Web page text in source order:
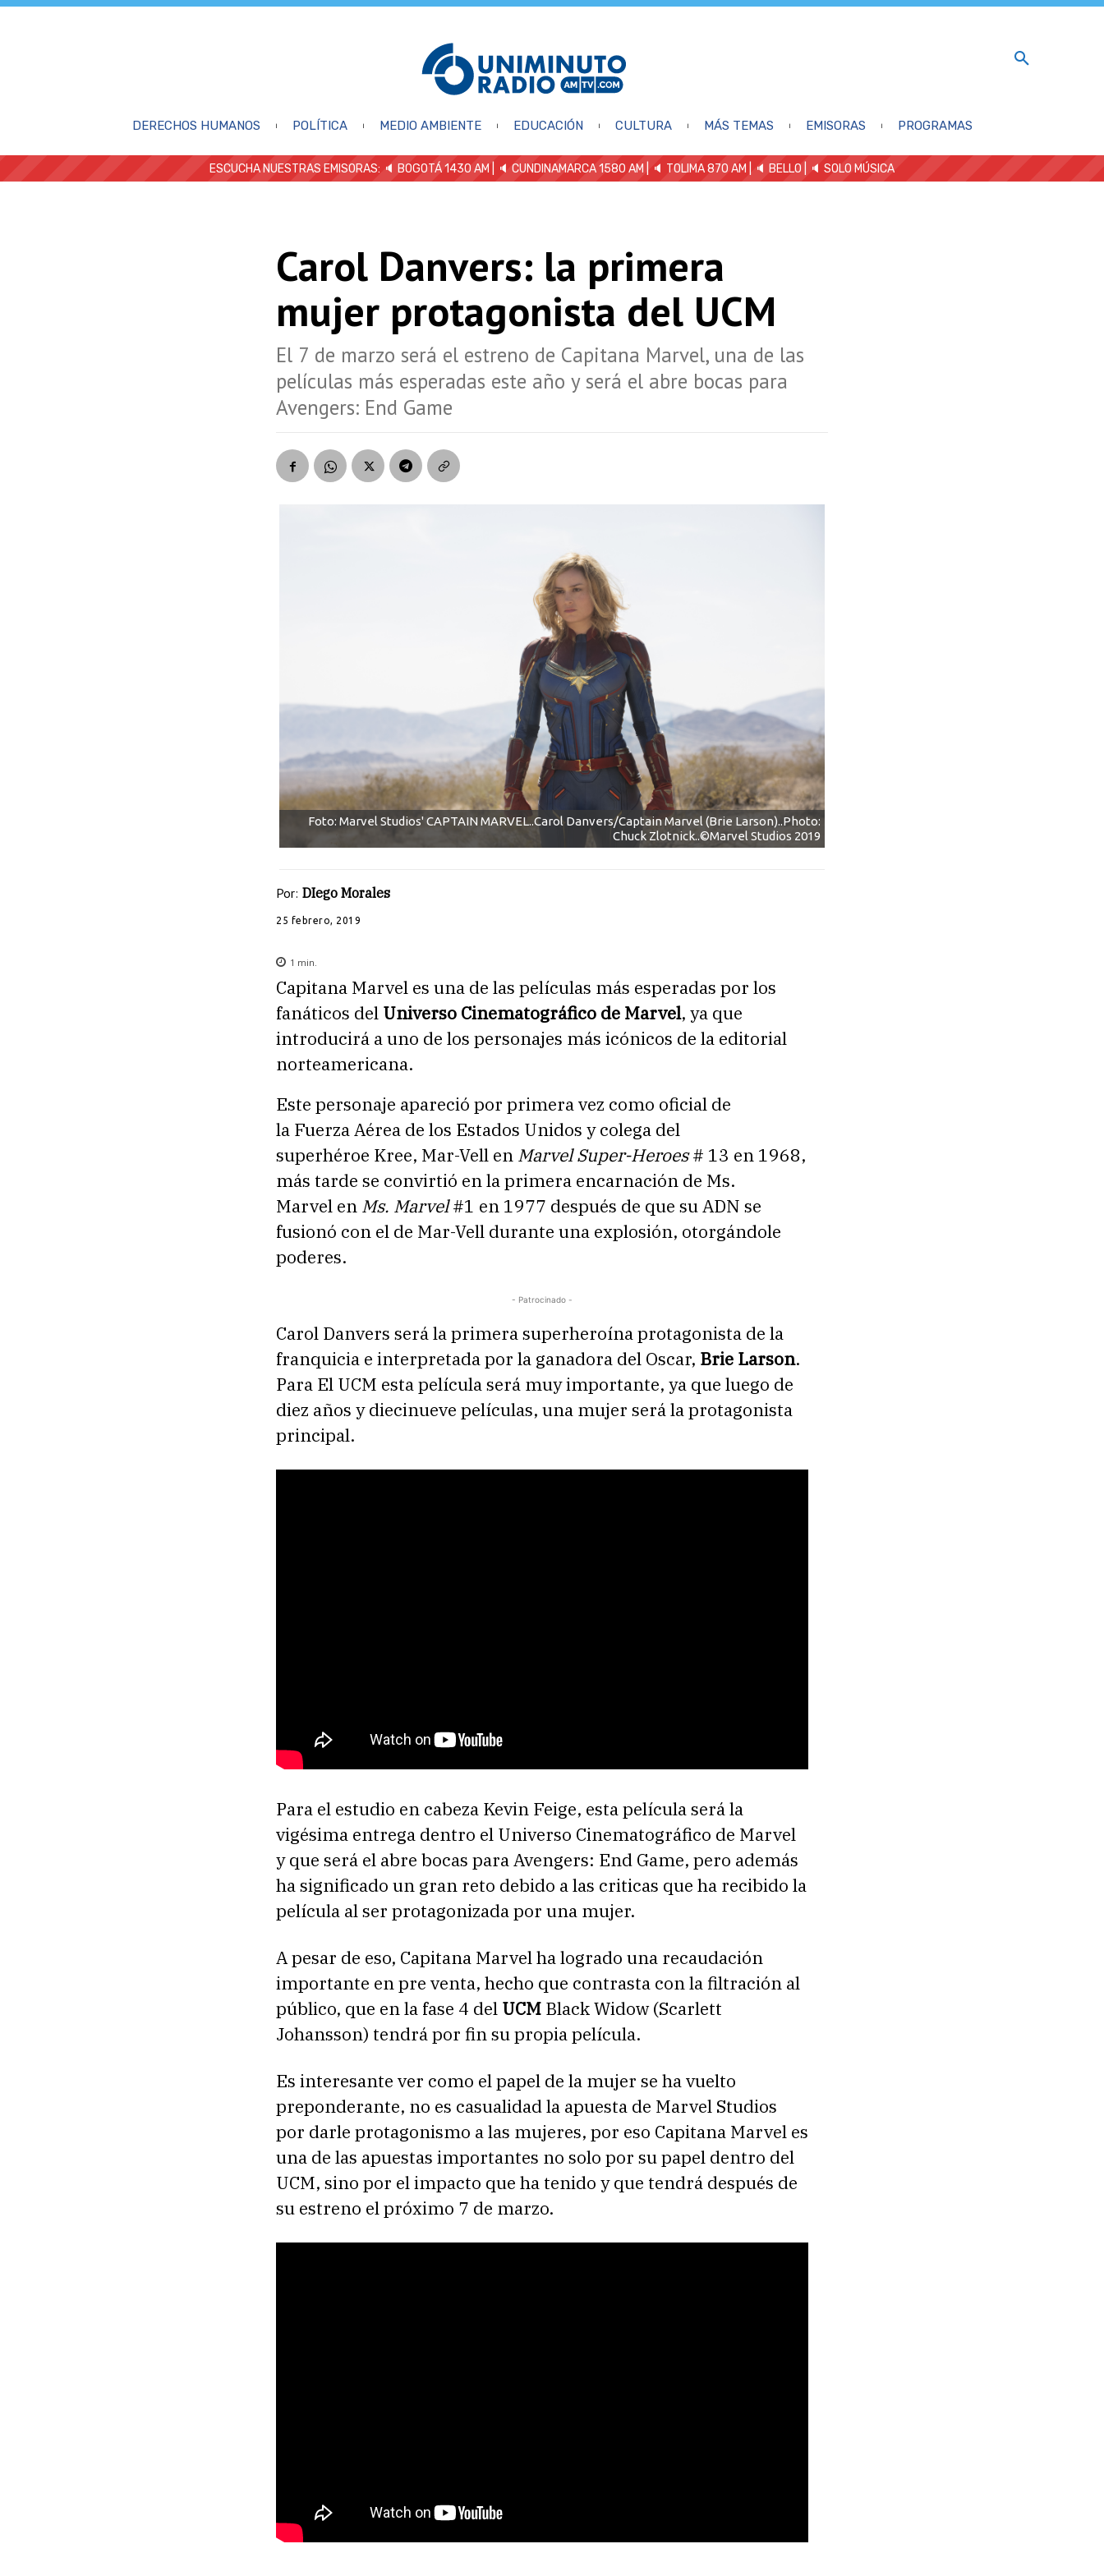
DERECHOS HUMANOS POLÍTICA MEDIO AMBIENTE EDUCACIÓN CULTURA MÁS TEMAS EMISORAS PROGRAMAS
ESCUCHA NUESTRAS EMISORAS: 🔈 BOGOTÁ 1430 AM | 🔈 CUNDINAMARCA 1580 AM | 🔈 TOLIMA 870 AM | 🔈 BELLO 🔈 SOLO MÚSICA
Carol Danvers: la primera
mujer protagonista del UCM
El 7 de marzo será el estreno de Capitana Marvel, una de las
películas más esperadas este año y será el abre bocas para
Avengers: End Game
Foto: Marvel Studios' CAPTAIN MARVEL..Carol Danvers/Captain Marvel (Brie Larson)..Photo:
Chuck Zlotnick..©Marvel Studios 2019
Por: DIego Morales
25 febrero, 2019
1 min.
Capitana Marvel es una de las películas más esperadas por los
fanáticos del Universo Cinematográfico de Marvel, ya que
introducirá a uno de los personajes más icónicos de la editorial
norteamericana.
Este personaje apareció por primera vez como oficial de
la Fuerza Aérea de los Estados Unidos y colega del
superhéroe Kree, Mar-Vell en Marvel Super-Heroes# 13 en 1968,
más tarde se convirtió en la primera encarnación de Ms.
Marvel en Ms. Marvel#1 en 1977 después de que su ADN se
fusionó con el de Mar-Vell durante una explosión, otorgándole
poderes.
- Patrocinado -
Carol Danvers será la primera superheroína protagonista de la
franquicia e interpretada por la ganadora del Oscar, Brie Larson.
Para El UCM esta película será muy importante, ya que luego de
diez años y diecinueve películas, una mujer será la protagonista
principal.
Para el estudio en cabeza Kevin Feige, esta película será la
vigésima entrega dentro el Universo Cinematográfico de Marvel
y que será el abre bocas para Avengers: End Game, pero además
ha significado un gran reto debido a las criticas que ha recibido la
película al ser protagonizada por una mujer.
A pesar de eso, Capitana Marvel ha logrado una recaudación
importante en pre venta, hecho que contrasta con la filtración al
público, que en la fase 4 del UCM Black Widow (Scarlett
Johansson) tendrá por fin su propia película.
Es interesante ver como el papel de la mujer se ha vuelto
preponderante, no es casualidad la apuesta de Marvel Studios
por darle protagonismo a las mujeres, por eso Capitana Marvel es
una de las apuestas importantes no solo por su papel dentro del
UCM, sino por el impacto que ha tenido y que tendrá después de
su estreno el próximo 7 de marzo.